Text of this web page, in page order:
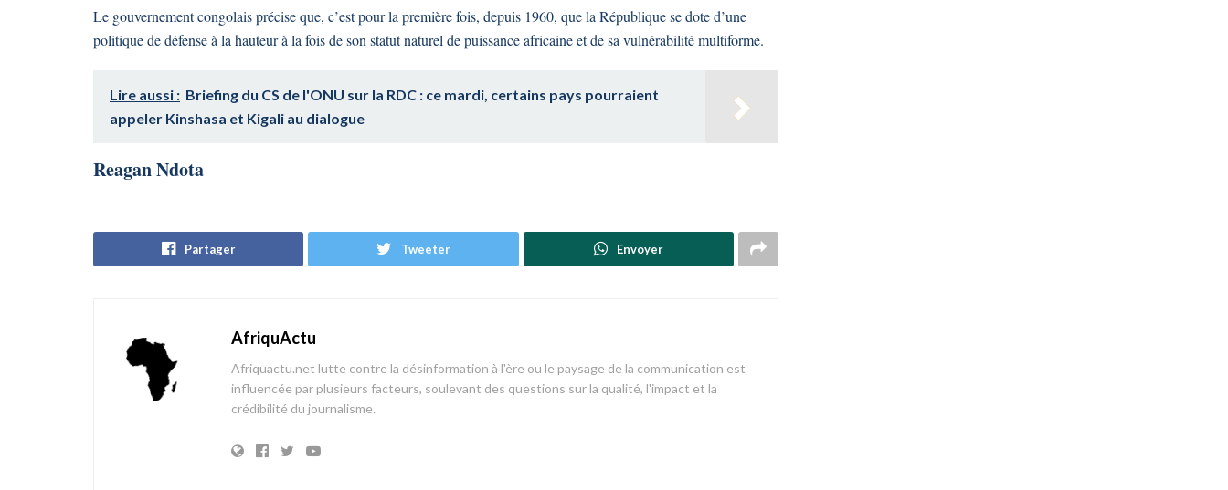
Le gouvernement congolais précise que, c’est pour la première fois, depuis 1960, que la République se dote d’une
politique de défense à la hauteur à la fois de son statut naturel de puissance africaine et de sa vulnérabilité multiforme.
Lire aussi : Briefing du CS de l'ONU sur la RDC : ce mardi, certains pays pourraient
appeler Kinshasa et Kigali au dialogue
Reagan Ndota
Partager Tweeter Envoyer
AfriquActu
Afriquactu.net lutte contre la désinformation à l'ère ou le paysage de la communication est
influencée par plusieurs facteurs, soulevant des questions sur la qualité, l'impact et la
crédibilité du journalisme.